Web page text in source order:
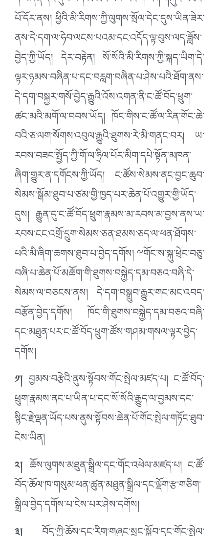
པོ་དོར་ནས། ཕྱིའི་མི་རིགས་ཀྱི་ལུགས་སྲོལ་དེང་དུས་ཡིན་ཟེར་
ནས་དེ་དག་ལ་ཧེབ་ལངས་པའམ་དང་འདོད་ལྟ་བུས་ལད་ཟློས་
བྱེད་ཀྱི་ཡོད། དེར་བརྟེན། སོ་སོའི་མི་རིགས་ཀྱི་སྐད་ཡིག་དེ་
ལྟར་ཉམས་བཞིན་པ་དང་བརླག་བཞིན་པ་ཤེས་པའི་ཐོག་ནས་
དེ་དག་བསྐྱར་གསོ་བྱེད་རྒྱུའི་འོས་འགན་ནི་ང་ཚོ་བོད་ཕྲུག་
ཚང་མའི་མགོ་ལ་བབས་ཡོད། ཁོང་གིས་ང་ཚོ་ལ་རིན་གོང་ཆེ་
བའི་ཅ་ལག་སོགས་འབུལ་རྒྱུའི་ཐུགས་རེ་མི་གནང་བར། ཡ་
རབས་བཟང་སྤྱོད་ཀྱི་གོ་ལ་ཧྲིལ་པོར་མིག་དཔེ་སྟོན་མཁན་
ཞིག་གྱུར་ན་དགོངས་ཀྱི་ཡོད། ང་ཚོས་སེམས་ནང་བྱང་ཆུབ་
སེམས་སྒོམ་ཐུབ་པ་ཙམ་གྱི་ཁྱད་པར་ཆེན་པོ་འགྱུར་གྱི་ཡོད་
དུས། རྒྱུན་དུ་ང་ཚོ་བོད་ཕྲུག་རྣམས་མ་རབས་མ་བྱས་ནས་ཡ་
རབས་ངང་འགྲོ་དྲུག་སེམས་ཅན་ཐམས་ཅད་ལ་ཕན་ཐོགས་
པའི་མི་ཞིག་ཆགས་ཐུབ་པ་བྱེད་དགོས། ༸གོང་ས་སྐུ་ཕྲེང་བཅུ་
བཞི་པ་ཆེན་པོ་མཆོག་གི་ཐུགས་བསྐྱེད་དམ་བཅའ་བཞི་དེ་
སེམས་ལ་བཅངས་ནས། དེ་དག་བསྒྲུབ་རྒྱུར་གང་མང་འབད་
བརྩོན་བྱེད་དགོས། ཁོང་གི་ཐུགས་བསྐྱེད་དམ་བཅའ་བཞི་
དང་མཐུན་པར་ང་ཚོ་བོད་ཕྲུག་ཚོས་གཤམ་གསལ་ལྟར་བྱེད་
དགོས།
༡། བྱམས་བརྩེའི་ནུས་སྟོབས་གོང་སྤེལ་མཛད་པ། ང་ཚོ་བོད་
ཕྲུག་རྣམས་ནང་པ་ཡིན་པ་དང་སོ་སོའི་རྒྱུད་ལ་བྱམས་དང་
སྙིང་རྗེ་ལྡན་ཡོད་པས་ནུས་སྟོབས་ཆེན་པོ་གོང་སྤེལ་གཏོང་ཐུབ་
ངེས་ཡིན།
༢། ཆོས་ལུགས་མཐུན་སྒྲིལ་དང་གོང་འཕེལ་མཛད་པ། ང་ཚོ་
བོད་ཆོལ་ཁ་གསུམ་ཕན་ཚུན་མཐུན་སྒྲིལ་དང་ལྡོག་རྩ་གཅིག་
སྒྲིལ་བྱེད་དགོས་པ་ངེས་པར་ཤེས་དགོས།